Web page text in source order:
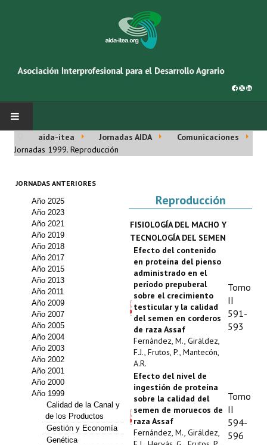
INICIO
Asociación AIDA
Cincuentenario AIDA
Organigrama
Estatutos
Hacerse socio
Noticias
Galería de Fotos
Web AIDA 2.0
REVISTA ITEA
Presentación ITEA
aida-itea Jornadas AIDA
Comunicaciones
Jornadas 1999. Reproducción
JORNADAS ANTERIORES
Año 2025
Año 2023
Año 2021
Año 2019
Año 2018
Año 2017
Año 2015
Año 2013
Año 2011
Año 2009
Año 2007
Año 2005
Año 2004
Año 2003
Año 2002
Año 2001
Año 2000
Año 1999
Calidad de la Canal y
de los Productos
Gestión y Economía
Genética
Reproducción
FISIOLOGÍA DEL MACHO Y
TECNOLOGÍA DEL SEMEN
Efecto del contenido
en proteína del pienso
administrado en el
período prepuberal
sobre el crecimiento
testicular y la calidad
del semen en corderos
de raza Assaf
Fernández, M., Giráldez,
F.J., Frutos, P., Mantecón,
A.R.
Tomo
II
591-
593
Efecto del nivel de
ingestión de proteína
sobre la calidad del
semen de moruecos de
raza Assaf
Fernández, M., Giráldez,
Tomo
II
594-
596